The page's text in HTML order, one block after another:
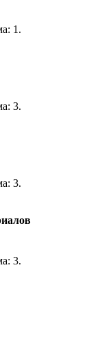
1.
3.
3.
3.